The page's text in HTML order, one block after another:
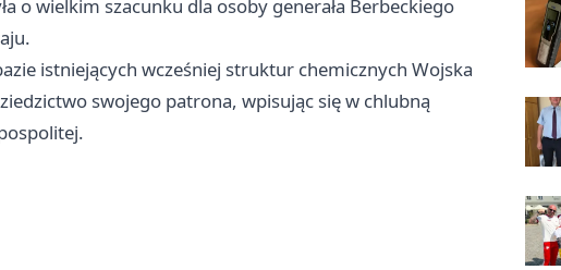
o wielkim szacunku dla osoby generała Berbeckiego
istniejących wcześniej struktur chemicznych Wojska
swojego patrona, wpisując się w chlubną